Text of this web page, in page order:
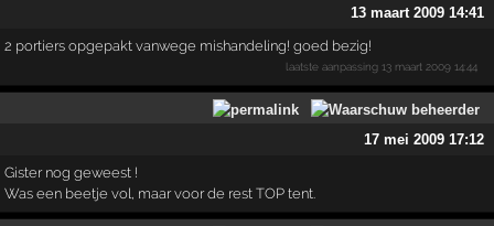
13 maart 2009 14:41
2 portiers opgepakt vanwege mishandeling! goed bezig!
laatste aanpassing13 maart 2009 14:44
17 mei 2009 17:12
Gister nog geweest !
Was een beetje vol, maar voor de rest TOP tent.